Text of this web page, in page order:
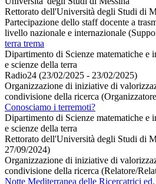
Rettorato dell'Università degli Studi di
Partecipazione dello staff docente a
livello nazionale e internazionale
terra trema
Dipartimento di Scienze matematiche e
e scienze della terra
Radio24 (23/02/2025 - 23/02/2025)
Organizzazione di iniziative di
condivisione della ricerca
Conosciamo i terremoti?
Dipartimento di Scienze matematiche e
e scienze della terra
Rettorato dell'Università degli Studi di
27/09/2024)
Organizzazione di iniziative di
condivisione della ricerca (Relatore/
Notte Mediterranea delle Ricercatrici